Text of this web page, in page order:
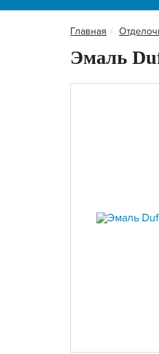
Главная
Эмаль